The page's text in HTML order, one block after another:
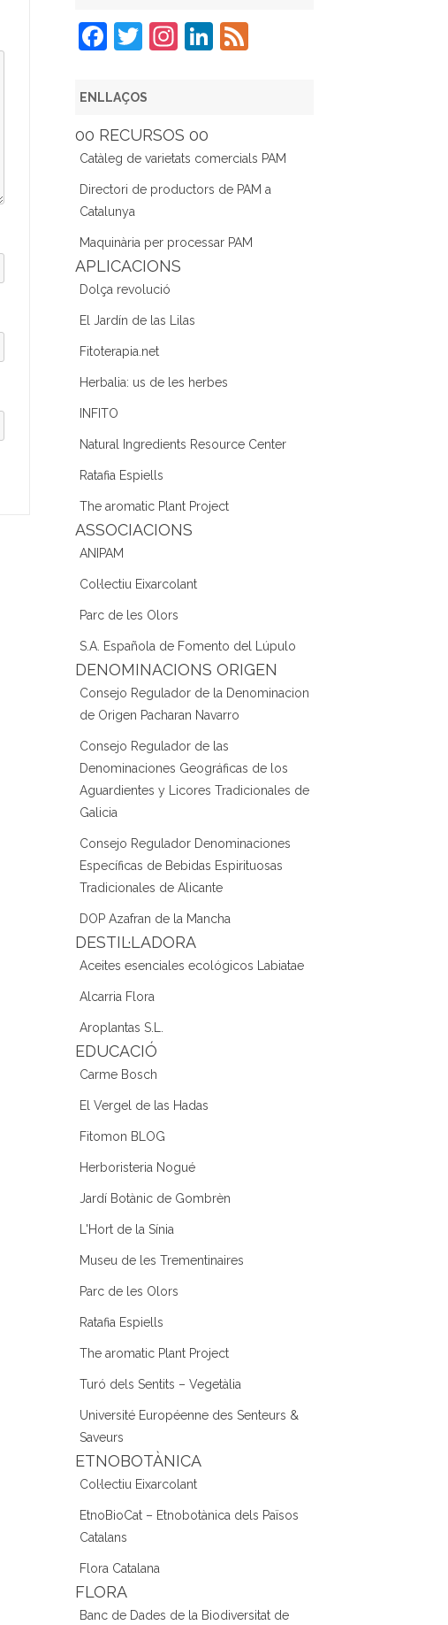
F
c
e
b
o
o
k
T
itt
er
In
gr
a
m
Li
dI
n
F
ENLLAÇOS
00 RECURSOS 00
Catàleg de varietats comercials PAM
Directori de productors de PAM a
Catalunya
Maquinària per processar PAM
APLICACIONS
Dolça revolució
El Jardín de las Lilas
Fitoterapia.net
Herbalia: us de les herbes
INFITO
Natural Ingredients Resource Center
Ratafia Espiells
The aromatic Plant Project
ASSOCIACIONS
ANIPAM
Col·lectiu Eixarcolant
Parc de les Olors
S.A. Española de Fomento del Lúpulo
DENOMINACIONS ORIGEN
Consejo Regulador de la Denominacion
de Origen Pacharan Navarro
Consejo Regulador de las
Denominaciones Geográficas de los
Aguardientes y Licores Tradicionales de
Galicia
Consejo Regulador Denominaciones
Específicas de Bebidas Espirituosas
Tradicionales de Alicante
DOP Azafran de la Mancha
DESTIL·LADORA
Aceites esenciales ecológicos Labiatae
Alcarria Flora
Aroplantas S.L.
EDUCACIÓ
Carme Bosch
El Vergel de las Hadas
Fitomon BLOG
Herboristeria Nogué
Jardí Botànic de Gombrèn
L'Hort de la Sínia
Museu de les Trementinaires
Parc de les Olors
Ratafia Espiells
The aromatic Plant Project
Turó dels Sentits – Vegetàlia
Université Européenne des Senteurs &
Saveurs
ETNOBOTÀNICA
Col·lectiu Eixarcolant
EtnoBioCat – Etnobotànica dels Països
Catalans
Flora Catalana
FLORA
Banc de Dades de la Biodiversitat de